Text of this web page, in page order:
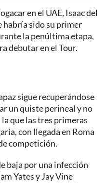
en el UAE, Isaac del
habría sido su primer
la penúltima etapa,
debutar en el Tour.
sigue recuperándose
un quiste perineal y no
que las tres primeras
con llegada en Roma
competición.
baja por una infección
Yates y Jay Vine